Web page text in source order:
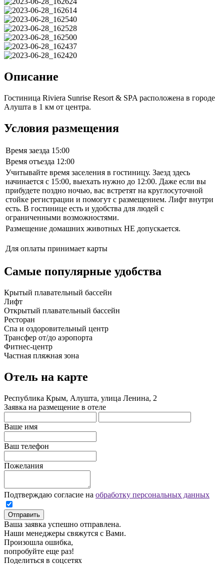
Описание
Гостиница Riviera Sunrise Resort & SPA расположена в городе
Алушта в 1 км от центра.
Условия размещения
Время заезда 15:00
Время отъезда 12:00
Учитывайте время заселения в гостиницу. Заезд здесь
начинается с 15:00, выехать нужно до 12:00. Даже если вы
прибудете поздно ночью, вас встретят на круглосуточной
стойке регистрации и помогут с размещением. Лифт внутри
есть. В гостинице есть и удобства для людей с
ограниченными возможностями.
Размещение домашних животных НЕ допускается.
Для оплаты принимает карты
Самые популярные удобства
Крытый плавательный бассейн
Лифт
Открытый плавательный бассейн
Ресторан
Спа и оздоровительный центр
Трансфер от/до аэропорта
Фитнес-центр
Частная пляжная зона
Отель на карте
Республика Крым, Алушта, улица Ленина, 2
Заявка на размещение в отеле
Ваше имя
Ваш телефон
Пожелания
Подтверждаю согласие на обработку персональных данных
Отправить
Ваша заявка успешно отправлена.
Наши менеджеры свяжутся с Вами.
Произошла ошибка,
попробуйте еще раз!
Поделиться в соцсетях